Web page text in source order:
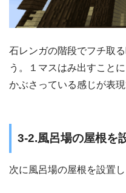
石レンガの階段でフチ取
う。１マスはみ出すこと
かぶさっている感じが表現
3-2.風呂場の屋根を
次に風呂場の屋根を設置し